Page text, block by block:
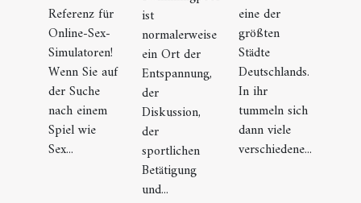
Referenz für
Online-Sex-
Simulatoren!
Wenn Sie auf
der Suche
nach einem
Spiel wie
Sex...
ist
normalerweise
ein Ort der
Entspannung,
der
Diskussion,
der
sportlichen
Betätigung
und...
eine der
größten
Städte
Deutschlands.
In ihr
tummeln sich
dann viele
verschiedene...